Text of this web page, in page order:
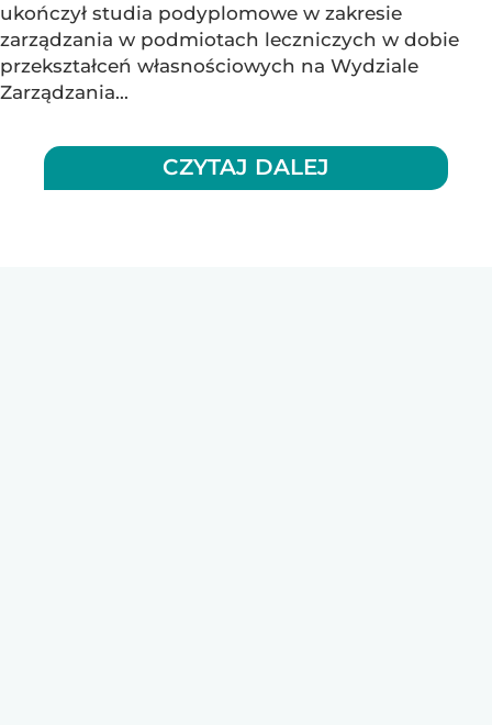
ukończył studia podyplomowe w zakresie
zarządzania w podmiotach leczniczych w dobie
przekształceń własnościowych na Wydziale
Zarządzania...
CZYTAJ DALEJ